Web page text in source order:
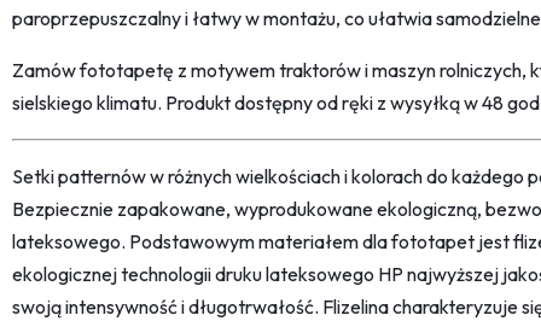
paroprzepuszczalny i łatwy w montażu, co ułatwia
Zamów fototapetę z motywem traktorów i maszyn rolniczych,
sielskiego klimatu. Produkt dostępny od ręki z wysyłką w 48
Setki patternów w różnych wielkościach i kolorach do każdego
Bezpiecznie zapakowane, wyprodukowane ekologiczną,
lateksowego. Podstawowym materiałem dla fototapet jest
ekologicznej technologii druku lateksowego HP najwyższej
swoją intensywność i długotrwałość. Flizelina charakteryzuje